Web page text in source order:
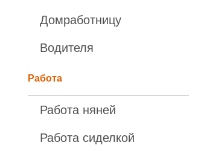
Домработницу
Водителя
Работа
Работа няней
Работа сиделкой